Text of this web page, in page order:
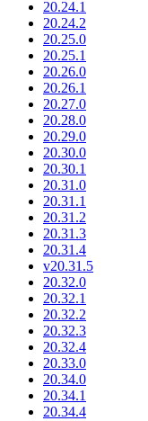
20.24.1
20.24.2
20.25.0
20.25.1
20.26.0
20.26.1
20.27.0
20.28.0
20.29.0
20.30.0
20.30.1
20.31.0
20.31.1
20.31.2
20.31.3
20.31.4
v20.31.5
20.32.0
20.32.1
20.32.2
20.32.3
20.32.4
20.33.0
20.34.0
20.34.1
20.34.4